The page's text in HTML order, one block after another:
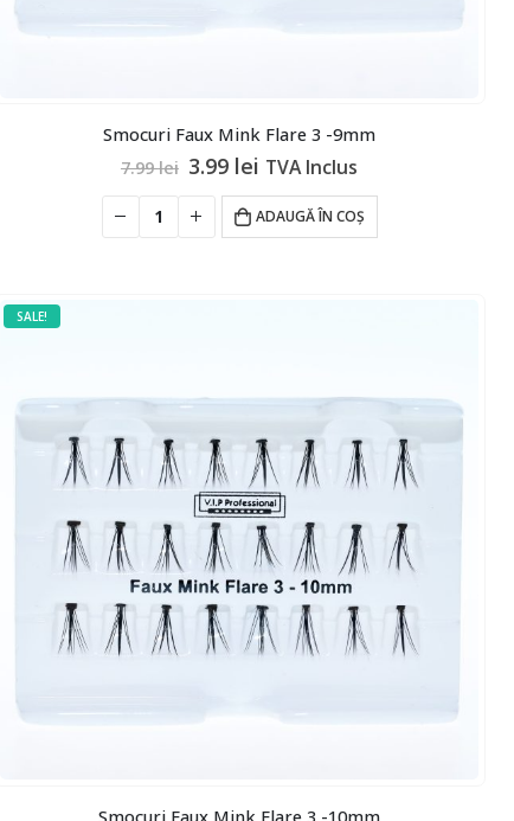
Smocuri Faux Mink Flare 3 -9mm
7.99lei Prețul
a
fost:
3.99 lei Prețul
este:
3.99 lei.
TVA Inclus
ADAUGĂ ÎN COȘ
SALE!
Smocuri Faux Mink Flare 3 -10mm